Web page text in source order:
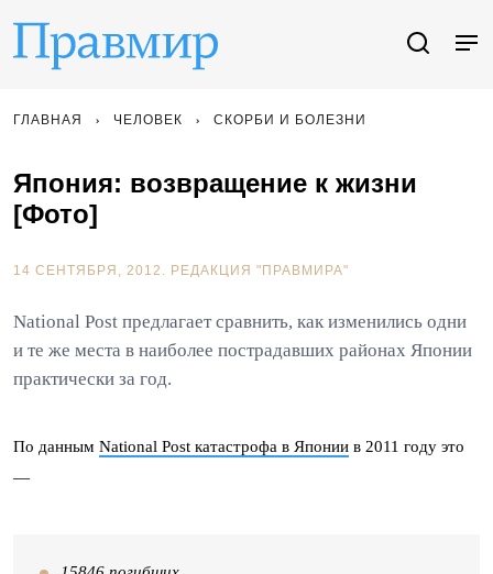
ГЛАВНАЯ ЧЕЛОВЕК СКОРБИ И БОЛЕЗНИ
Япония: возвращение к жизни
[Фото]
14 СЕНТЯБРЯ, 2012. РЕДАКЦИЯ "ПРАВМИРА"
National Post предлагает сравнить, как изменились одни
и те же места в наиболее пострадавших районах Японии
практически за год.
По данным National Post катастрофа в Японии в 2011 году это
—